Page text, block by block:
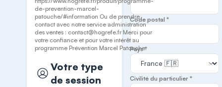
de-prevention-marcel-
patouche/#information Ou de prendre
contact avec notre service administration
des ventes : contact@hogrefe.fr Merci pour
votre confiance et pour votre intérêt au
programme Prévention Marcel Patouche.
Votre type
de session
Code postal *
Pays *
Civilité du particulier *